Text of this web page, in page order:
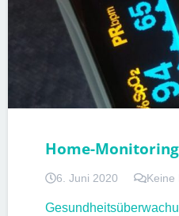
Home-Monitoring
6. Juni 2020 Keine